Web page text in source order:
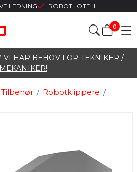
ROBOTHOTELL
0
VI HAR BEHOV FOR TEKNIKER /
MEKANIKER!
/
Tilbehør /
Robotklippere